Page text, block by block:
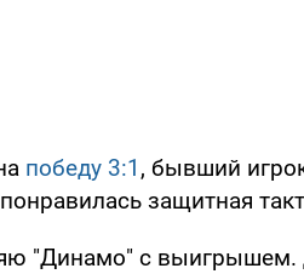
победу 3:1 , бывший
защитная
"Динамо" с выигрышем.